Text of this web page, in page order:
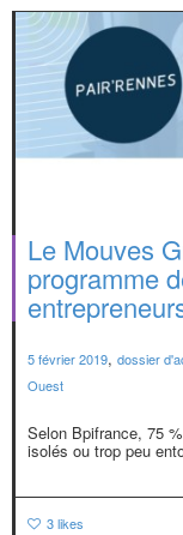
Le Mouves
programme
5 février 2019, dossier
Ouest
Selon Bpifrance, 75
isolés ou trop peu
3likes